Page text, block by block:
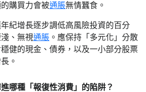
購買力會被通脹無情蠶食。
紀增長逐步調低高風險投資的百分
、無視通脹 。應保持「多元化」分散
健的現金、債券，以及一小部分股票
。
哪種「報復性消費」的陷阱？